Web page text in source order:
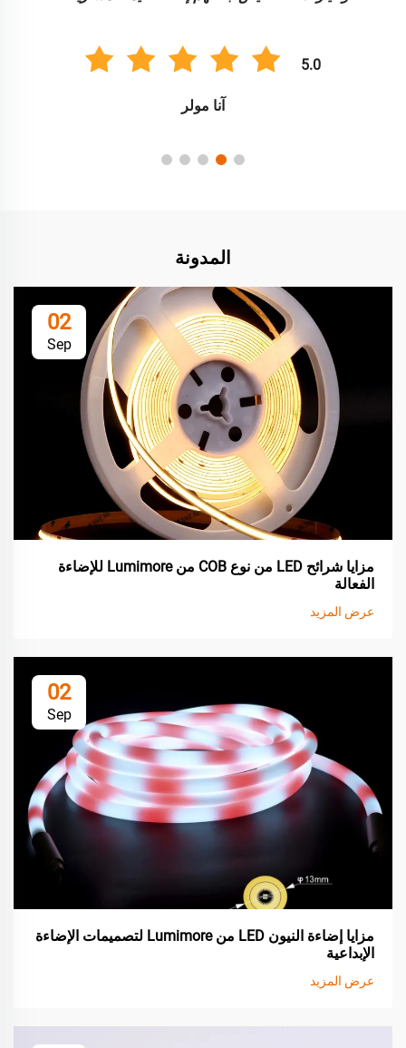
5.0
آنا مولر
المدونة
02
Sep
مزايا شرائح LED من نوع COB من Lumimore للإضاءة
الفعالة
عرض المزيد
02
Sep
مزايا إضاءة النيون LED من Lumimore لتصميمات الإضاءة
الإبداعية
عرض المزيد